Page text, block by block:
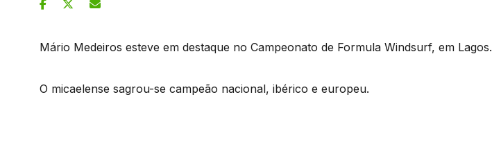
Mário Medeiros esteve em destaque no Campeonato de Formula Windsurf, em Lagos.
O micaelense sagrou-se campeão nacional, ibérico e europeu.